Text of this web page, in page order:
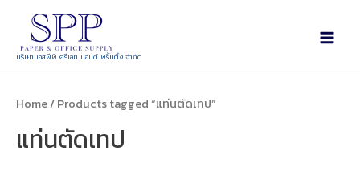
บริษัท เอสพีพี ครีเอท แอนด์ พริ้นติ้ง จำกัด
Home/ Products tagged “แท่นตัดเทป”
แท่นตัดเทป